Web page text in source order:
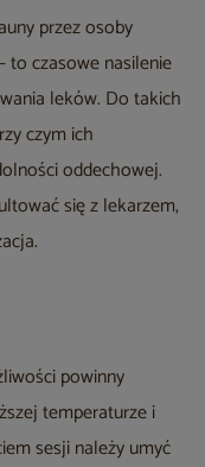
przez osoby
to czasowe nasilenie
leków. Do takich
czym ich
oddechowej.
się z lekarzem,
powinny
temperaturze i
sesji należy umyć